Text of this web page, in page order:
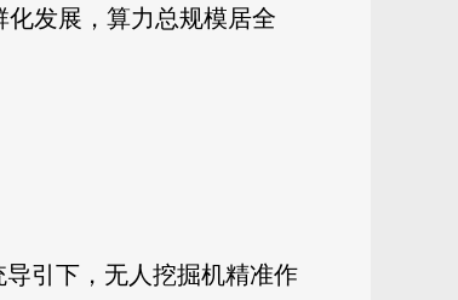
化发展，算力总规模居全
引下，无人挖掘机精准作